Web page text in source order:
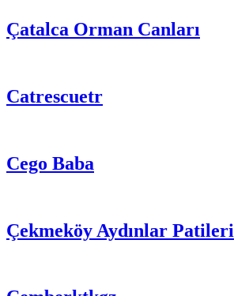
Çatalca Orman Canları
Catrescuetr
Cego Baba
Çekmeköy Aydınlar Patileri